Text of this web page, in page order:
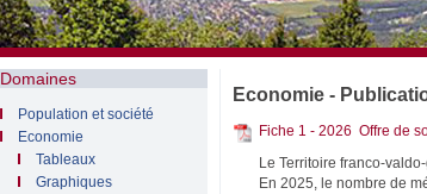
Domaines
Population et société
Economie
Tableaux
Graphiques
Economie -
Fiche 1 - 2026 Offre de
Le Territoire franco-
En 2025, le nombre de